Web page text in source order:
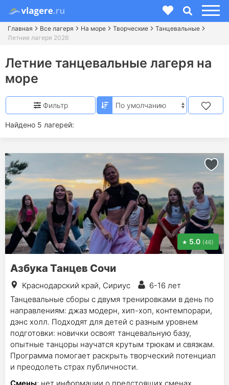
Главная Все лагеря На море Творческие
Танцевальные
Летние лагеря 2026
Летние танцевальные лагеря на
море
Найдено 5 лагерей:
Фильтр
5.0 (46)
Азбука Танцев Сочи
Краснодарский край, Сириус
6-16 лет
Танцевальные сборы с двумя тренировками в день по
направлениям: джаз модерн, хип-хоп, контемпорари,
дэнс холл. Подходят для детей с разным уровнем
подготовки: новички освоят танцевальную базу,
опытные танцоры научатся крутым трюкам и связкам.
Программа помогает раскрыть творческий потенциал
и преодолеть страх публичности.